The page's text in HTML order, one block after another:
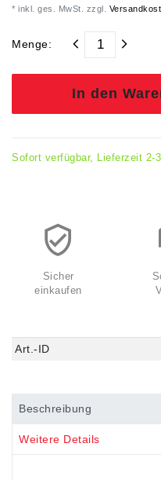
* inkl. ges. MwSt. zzgl.
Menge:
In den
Sofort verfügbar, Lieferzeit 2-
Sicher
einkaufen
Art.-ID
Beschreibung
Weitere Details